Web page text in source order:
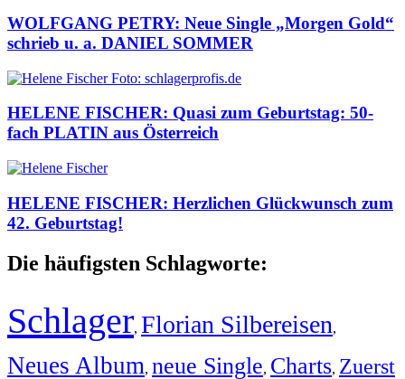
WOLFGANG PETRY: Neue Single „Morgen Gold“
schrieb u. a. DANIEL SOMMER
HELENE FISCHER: Quasi zum Geburtstag: 50-
fach PLATIN aus Österreich
HELENE FISCHER: Herzlichen Glückwunsch zum
42. Geburtstag!
Die häufigsten Schlagworte:
Schlager, Florian Silbereisen,
Neues Album, neue Single, Charts, Zuerst